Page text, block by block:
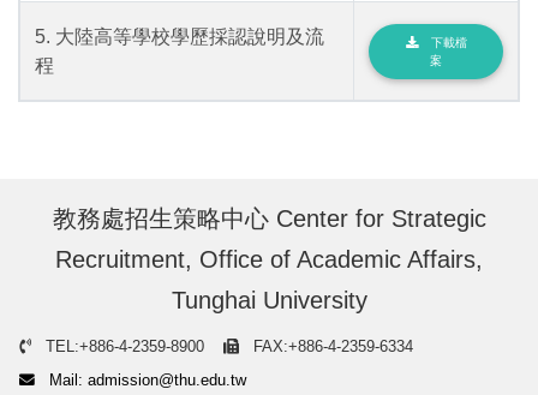
5. 大陸高等學校學歷採認說明及流
程
下載檔
案
教務處招生策略中心 Center for Strategic
Recruitment, Office of Academic Affairs,
Tunghai University
TEL:+886-4-2359-8900
FAX:+886-4-2359-6334
Mail: admission@thu.edu.tw